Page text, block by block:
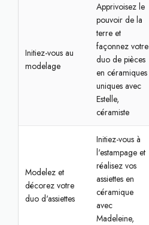
Initiez-vous au
modelage
Apprivoisez le
pouvoir de la
terre et
façonnez votre
duo de pièces
en céramiques
uniques avec
Estelle,
céramiste
Modelez et
décorez votre
duo d'assiettes
Initiez-vous à
l'estampage et
réalisez vos
assiettes en
céramique
avec
Madeleine,